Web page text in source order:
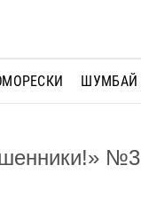
ШУМБАЙ
№3